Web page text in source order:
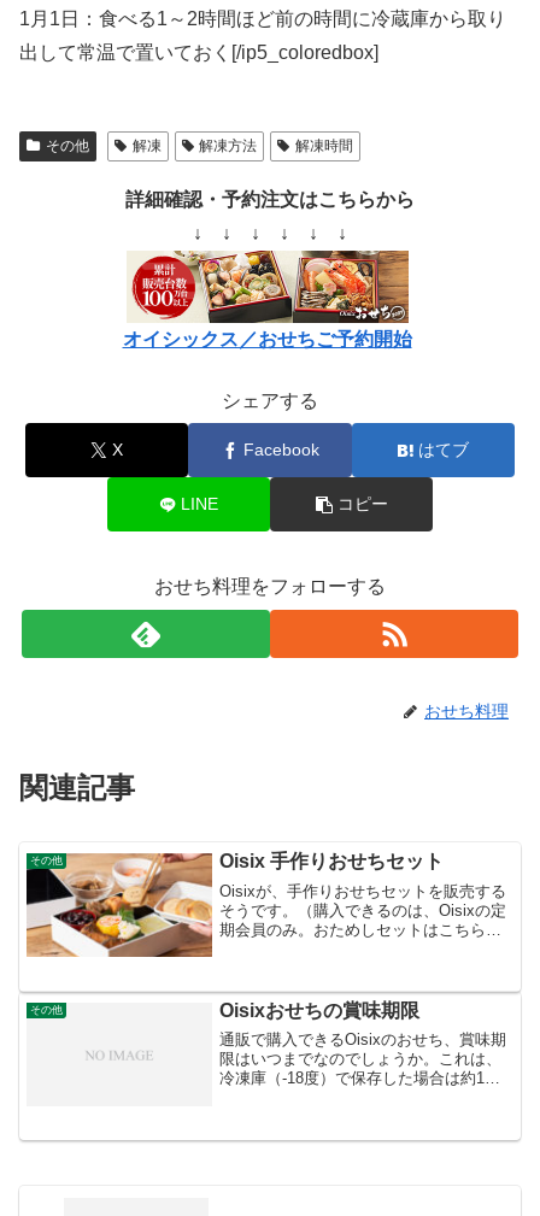
1月1日：食べる1～2時間ほど前の時間に冷蔵庫から取り
出して常温で置いておく[/ip5_coloredbox]
その他 解凍 解凍方法 解凍時間
詳細確認・予約注文はこちらから
↓ ↓ ↓ ↓ ↓ ↓
オイシックス／おせちご予約開始
シェアする
X Facebook はてブ
LINE コピー
おせち料理をフォローする
おせち料理
関連記事
その他 Oisix 手作りおせちセット
Oisixが、手作りおせちセットを販売する
そうです。（購入できるのは、Oisixの定
期会員のみ。おためしセットはこちら
す。商品名...
その他 Oisixおせちの賞味期限
通販で購入できるOisixのおせち、賞味期
限はいつまでなのでしょうか。これは、
冷凍庫（-18度）で保存した場合は約1ヶ
凍賞味期限が2017年1月31日となり...